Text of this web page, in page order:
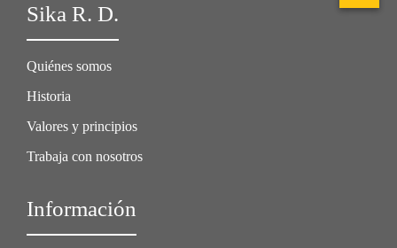
Sika R. D.
Quiénes somos
Historia
Valores y principios
Trabaja con nosotros
Información